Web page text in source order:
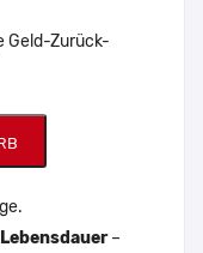
Geld-Zurück-
–